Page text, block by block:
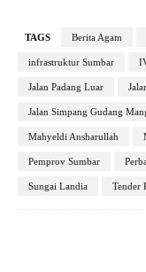
TAGS Berita Agam
infrastruktur Sumbar
Jalan Padang Luar
Jalan Simpang Gudang
Mahyeldi Ansharullah
Pemprov Sumbar
Sungai Landia Tender